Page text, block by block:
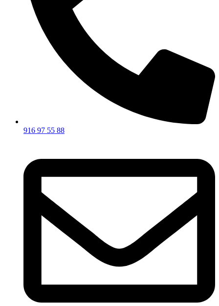
916 97 55 88